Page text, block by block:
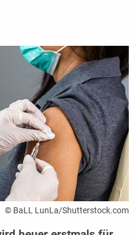
© BaLL LunLa/Shutterstock.com